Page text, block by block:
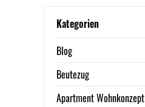
Kategorien
Blog
Beutezug
Apartment Wohnkonzept